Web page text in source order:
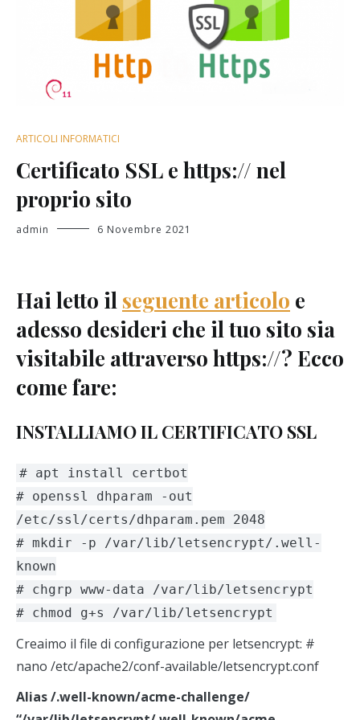
ARTICOLI INFORMATICI
Certificato SSL e https:// nel
proprio sito
admin 6 Novembre 2021
Hai letto il seguente articolo e
adesso desideri che il tuo sito sia
visitabile attraverso https://? Ecco
come fare:
INSTALLIAMO IL CERTIFICATO SSL
# apt install certbot
# openssl dhparam -out
/etc/ssl/certs/dhparam.pem 2048
# mkdir -p /var/lib/letsencrypt/.well-
known
# chgrp www-data /var/lib/letsencrypt
# chmod g+s /var/lib/letsencrypt
Creaimo il file di configurazione per letsencrypt: #
nano /etc/apache2/conf-available/letsencrypt.conf
Alias /.well-known/acme-challenge/